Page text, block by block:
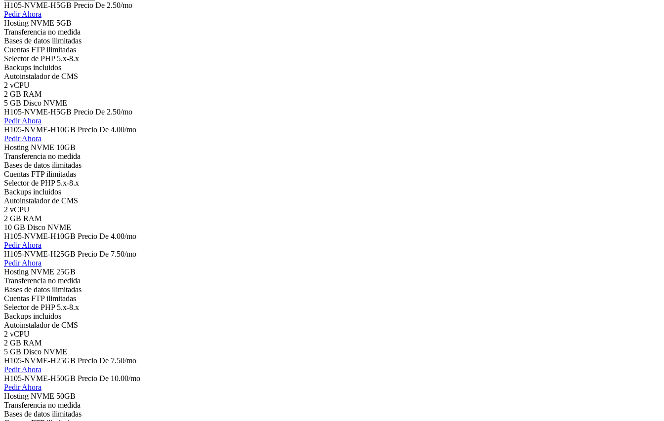
H105-NVME-H5GB Precio De 2.50/mo
Pedir Ahora
Hosting NVME 5GB
Transferencia no medida
Bases de datos ilimitadas
Cuentas FTP ilimitadas
Selector de PHP 5.x-8.x
Backups incluidos
Autoinstalador de CMS
2 vCPU
2 GB RAM
5 GB Disco NVME
H105-NVME-H5GB Precio De 2.50/mo
Pedir Ahora
H105-NVME-H10GB Precio De 4.00/mo
Pedir Ahora
Hosting NVME 10GB
Transferencia no medida
Bases de datos ilimitadas
Cuentas FTP ilimitadas
Selector de PHP 5.x-8.x
Backups incluidos
Autoinstalador de CMS
2 vCPU
2 GB RAM
10 GB Disco NVME
H105-NVME-H10GB Precio De 4.00/mo
Pedir Ahora
H105-NVME-H25GB Precio De 7.50/mo
Pedir Ahora
Hosting NVME 25GB
Transferencia no medida
Bases de datos ilimitadas
Cuentas FTP ilimitadas
Selector de PHP 5.x-8.x
Backups incluidos
Autoinstalador de CMS
2 vCPU
2 GB RAM
5 GB Disco NVME
H105-NVME-H25GB Precio De 7.50/mo
Pedir Ahora
H105-NVME-H50GB Precio De 10.00/mo
Pedir Ahora
Hosting NVME 50GB
Transferencia no medida
Bases de datos ilimitadas